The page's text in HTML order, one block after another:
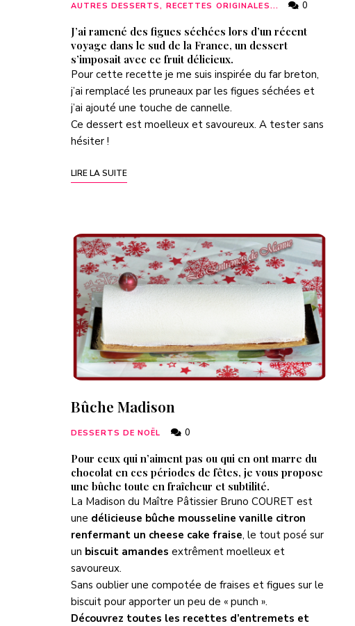
AUTRES DESSERTS, RECETTES ORIGINALES... 0
J’ai ramené des figues séchées lors d’un récent
voyage dans le sud de la France, un dessert
s’imposait avec ce fruit délicieux.
Pour cette recette je me suis inspirée du far breton,
j’ai remplacé les pruneaux par les figues séchées et
j’ai ajouté une touche de cannelle.
Ce dessert est moelleux et savoureux. A tester sans
hésiter !
LIRE LA SUITE
Bûche Madison
DESSERTS DE NOËL 0
Pour ceux qui n’aiment pas ou qui en ont marre du
chocolat en ces périodes de fêtes, je vous propose
une bûche toute en fraîcheur et subtilité.
La Madison du Maître Pâtissier Bruno COURET est
une délicieuse bûche mousseline vanille citron
renfermant un cheese cake fraise, le tout posé sur
un biscuit amandes extrêment moelleux et
savoureux.
Sans oublier une compotée de fraises et figues sur le
biscuit pour apporter un peu de « punch ».
Découvrez toutes les recettes d’entremets et